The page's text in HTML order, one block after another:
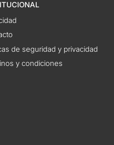
de seguridad y privacidad
y condiciones